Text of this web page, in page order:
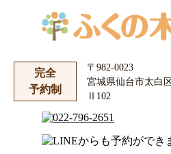
完全
予約制
〒982-0023
宮城県仙台市太白
Ⅱ102